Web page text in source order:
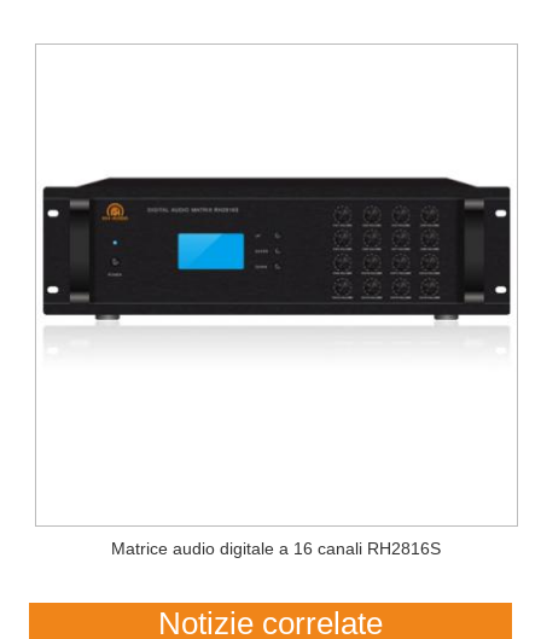
Matrice audio digitale a 16 canali RH2816S
Notizie correlate